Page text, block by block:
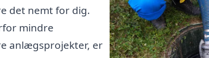
det nemt for dig.
mindre
anlægsprojekter, er